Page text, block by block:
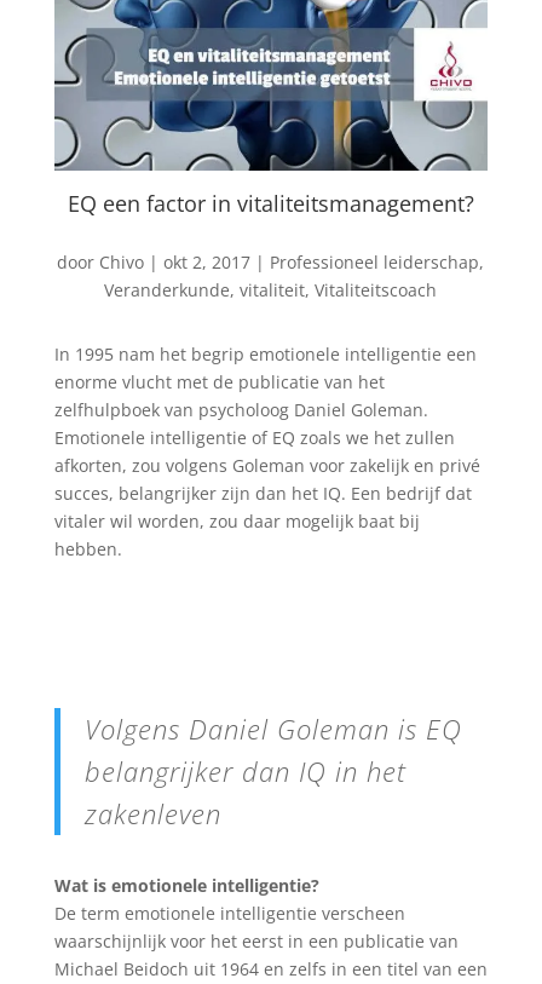
EQ een factor in vitaliteitsmanagement?
door Chivo |okt 2, 2017 | Professioneel leiderschap,
Veranderkunde,vitaliteit,Vitaliteitscoach
In 1995 nam het begrip emotionele intelligentie een
enorme vlucht met de publicatie van het
zelfhulpboek van psycholoog Daniel Goleman.
Emotionele intelligentie of EQ zoals we het zullen
afkorten, zou volgens Goleman voor zakelijk en privé
succes, belangrijker zijn dan het IQ. Een bedrijf dat
vitaler wil worden, zou daar mogelijk baat bij
hebben.
Volgens Daniel Goleman is EQ
belangrijker dan IQ in het
zakenleven
Wat is emotionele intelligentie?
De term emotionele intelligentie verscheen
waarschijnlijk voor het eerst in een publicatie van
Michael Beidoch uit 1964 en zelfs in een titel van een